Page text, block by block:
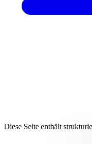
Diese Seite enthält